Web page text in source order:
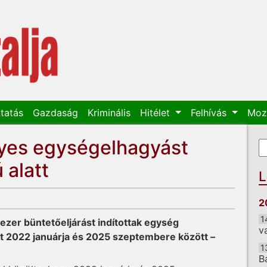
Gazdaság Kriminális Hitélet Felhívás
egységelhagyást
alatt
büntetőeljárást indítottak egység
2022 januárja és 2025 szeptembere között –